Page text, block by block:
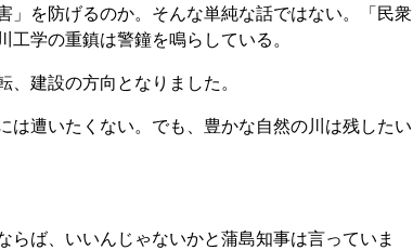
」を防げるのか。そんな単純な話ではない。「民衆
学の重鎮は警鐘を鳴らしている。
建設の方向となりました。
遭いたくない。でも、豊かな自然の川は残したい
ば、いいんじゃないかと蒲島知事は言っていま